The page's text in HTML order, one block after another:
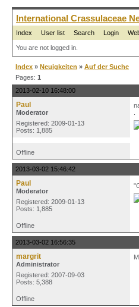
International Crassulaceae
Index User list Search Login
You are not logged in.
Index » Neuigkeiten » Auf der Suche
Pages: 1
2013-02-10 16:48:00
Paul
Moderator
Registered: 2009-01-13
Posts: 1,885
Offline
2013-03-02 15:46:42
Paul
Moderator
Registered: 2009-01-13
Posts: 1,885
Offline
2013-03-02 16:56:35
margrit
Administrator
Registered: 2007-09-03
Posts: 5,388
Offline